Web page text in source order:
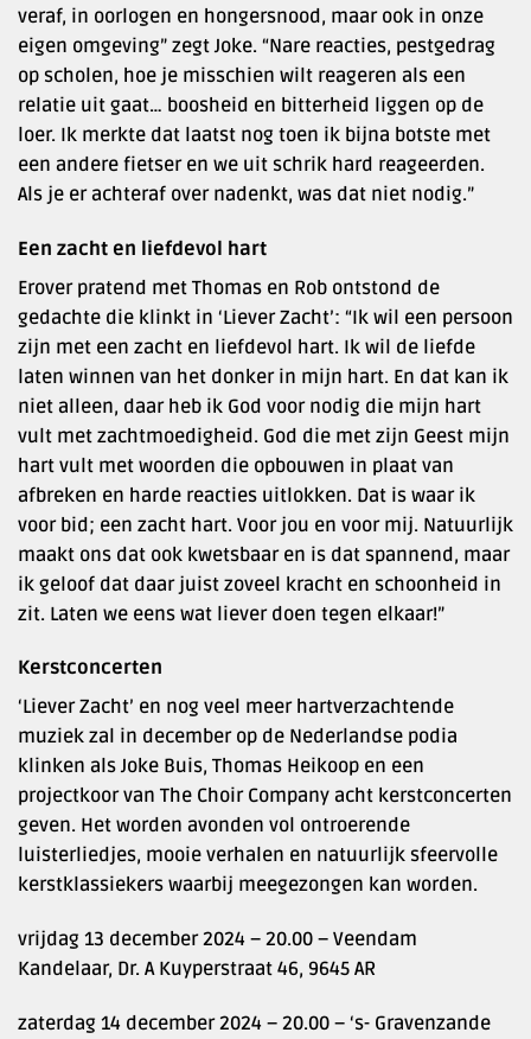
veraf, in oorlogen en hongersnood, maar ook in onze
eigen omgeving” zegt Joke. “Nare reacties, pestgedrag
op scholen, hoe je misschien wilt reageren als een
relatie uit gaat… boosheid en bitterheid liggen op de
loer. Ik merkte dat laatst nog toen ik bijna botste met
een andere fietser en we uit schrik hard reageerden.
Als je er achteraf over nadenkt, was dat niet nodig.”
Een zacht en liefdevol hart
Erover pratend met Thomas en Rob ontstond de
gedachte die klinkt in ‘Liever Zacht’: “Ik wil een persoon
zijn met een zacht en liefdevol hart. Ik wil de liefde
laten winnen van het donker in mijn hart. En dat kan ik
niet alleen, daar heb ik God voor nodig die mijn hart
vult met zachtmoedigheid. God die met zijn Geest mijn
hart vult met woorden die opbouwen in plaat van
afbreken en harde reacties uitlokken. Dat is waar ik
voor bid; een zacht hart. Voor jou en voor mij. Natuurlijk
maakt ons dat ook kwetsbaar en is dat spannend, maar
ik geloof dat daar juist zoveel kracht en schoonheid in
zit. Laten we eens wat liever doen tegen elkaar!”
Kerstconcerten
‘Liever Zacht’ en nog veel meer hartverzachtende
muziek zal in december op de Nederlandse podia
klinken als Joke Buis, Thomas Heikoop en een
projectkoor van The Choir Company acht kerstconcerten
geven. Het worden avonden vol ontroerende
luisterliedjes, mooie verhalen en natuurlijk sfeervolle
kerstklassiekers waarbij meegezongen kan worden.
vrijdag 13 december 2024 – 20.00 – Veendam
Kandelaar, Dr. A Kuyperstraat 46, 9645 AR
zaterdag 14 december 2024 – 20.00 – ‘s- Gravenzande